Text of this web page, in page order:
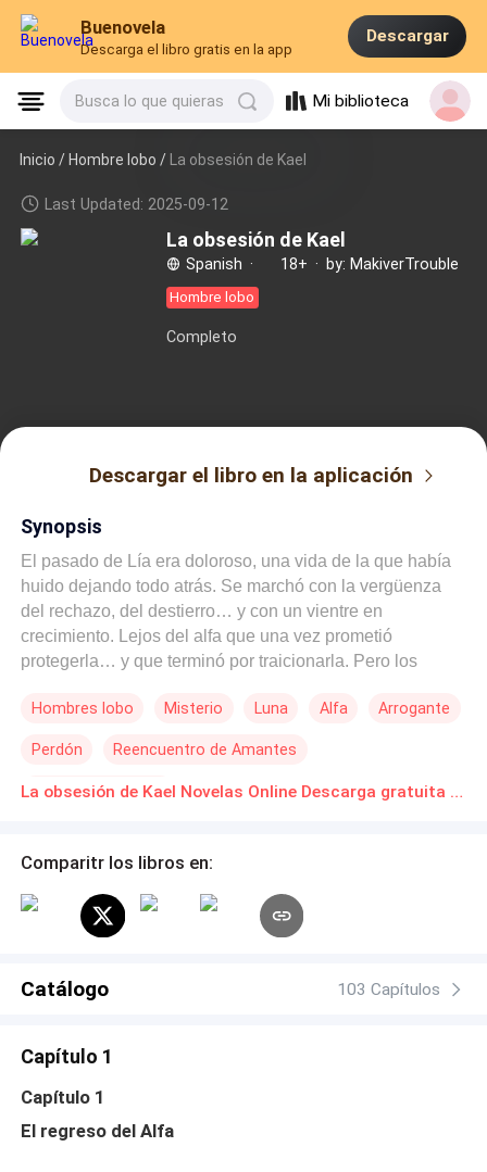
Buenovela
Descarga el libro gratis en la app
Descargar
Busca lo que quieras Mi biblioteca
Inicio /Hombre lobo / La obsesión de Kael
Last Updated: 2025-09-12
La obsesión de Kael
Spanish · 18+ · by: MakiverTrouble
Hombre lobo
Completo
Descargar el libro en la aplicación
Synopsis
El pasado de Lía era doloroso, una vida de la que había
huido dejando todo atrás. Se marchó con la vergüenza
del rechazo, del destierro… y con un vientre en
crecimiento. Lejos del alfa que una vez prometió
protegerla… y que terminó por traicionarla. Pero los
cicatrizan del todo. Ahora, Kael ha regresado. Oscuro,
manada en guerra, sino un hombre consumido por una
misión: erradicar a quienes corrompieron su hogar y
que juró enterrar. Para Kael, su obsesión va más allá del
mientras un enemigo acecha, decidido a terminar lo que
empezó años atrás, Kael deberá decidir hasta dónde está
dejó de pertenecerle. En un mundo donde lo salvaje se
Hombres lobo Misterio Luna Alfa Arrogante
Perdón Reencuentro de Amantes
Huida con un Bebé La obsesión de Kael Novelas Online Descarga gratuita de PDF
Comparitr los libros en:
Catálogo 103 Capítulos
Capítulo 1
Capítulo 1
El regreso del Alfa